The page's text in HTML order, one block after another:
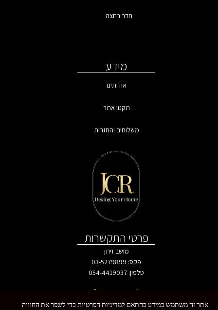
חדר רחצה
מידע
אודותינו
תקנון אתר
משלוחים והחזרות
פרטי התקשרות
מושב זיתן
פקס: 03-5279899
טלפון: 054-4419037
אתר זה משתמש במידע בהתאם למדיניות הפרטיות כדי לשפר את החוויה